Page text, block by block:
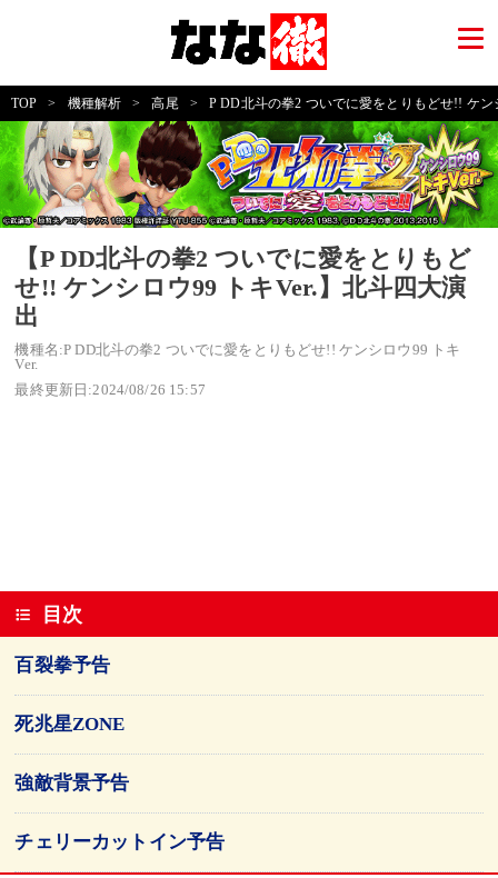
TOP > 機種解析 > 高尾 > P DD北斗の拳2 ついでに愛をとりもどせ!! ケン
【P DD北斗の拳2 ついでに愛をとりもど
せ!! ケンシロウ99 トキVer.】北斗四大演
出
機種名:P DD北斗の拳2 ついでに愛をとりもどせ!! ケンシロウ99 トキ
Ver.
最終更新日:2024/08/26 15:57
目次
百裂拳予告
死兆星ZONE
強敵背景予告
チェリーカットイン予告